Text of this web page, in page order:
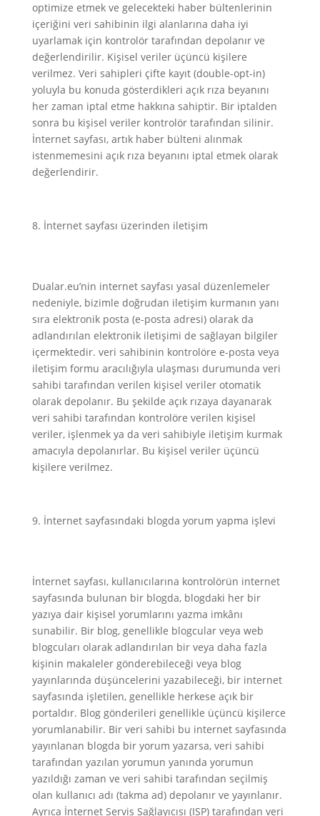
optimize etmek ve gelecekteki haber bültenlerinin
içeriğini veri sahibinin ilgi alanlarına daha iyi
uyarlamak için kontrolör tarafından depolanır ve
değerlendirilir. Kişisel veriler üçüncü kişilere
verilmez. Veri sahipleri çifte kayıt (double-opt-in)
yoluyla bu konuda gösterdikleri açık rıza beyanını
her zaman iptal etme hakkına sahiptir. Bir iptalden
sonra bu kişisel veriler kontrolör tarafından silinir.
İnternet sayfası, artık haber bülteni alınmak
istenmemesini açık rıza beyanını iptal etmek olarak
değerlendirir.
İnternet sayfası üzerinden iletişim
Dualar.eu’nin internet sayfası yasal düzenlemeler
nedeniyle, bizimle doğrudan iletişim kurmanın yanı
sıra elektronik posta (e-posta adresi) olarak da
adlandırılan elektronik iletişimi de sağlayan bilgiler
içermektedir. veri sahibinin kontrolöre e-posta veya
iletişim formu aracılığıyla ulaşması durumunda veri
sahibi tarafından verilen kişisel veriler otomatik
olarak depolanır. Bu şekilde açık rızaya dayanarak
veri sahibi tarafından kontrolöre verilen kişisel
veriler, işlenmek ya da veri sahibiyle iletişim kurmak
amacıyla depolanırlar. Bu kişisel veriler üçüncü
kişilere verilmez.
İnternet sayfasındaki blogda yorum yapma işlevi
İnternet sayfası, kullanıcılarına kontrolörün internet
sayfasında bulunan bir blogda, blogdaki her bir
yazıya dair kişisel yorumlarını yazma imkânı
sunabilir. Bir blog, genellikle blogcular veya web
blogcuları olarak adlandırılan bir veya daha fazla
kişinin makaleler gönderebileceği veya blog
yayınlarında düşüncelerini yazabileceği, bir internet
sayfasında işletilen, genellikle herkese açık bir
portaldır. Blog gönderileri genellikle üçüncü kişilerce
yorumlanabilir. Bir veri sahibi bu internet sayfasında
yayınlanan blogda bir yorum yazarsa, veri sahibi
tarafından yazılan yorumun yanında yorumun
yazıldığı zaman ve veri sahibi tarafından seçilmiş
olan kullanıcı adı (takma ad) depolanır ve yayınlanır.
Ayrıca İnternet Servis Sağlayıcısı (ISP) tarafından veri